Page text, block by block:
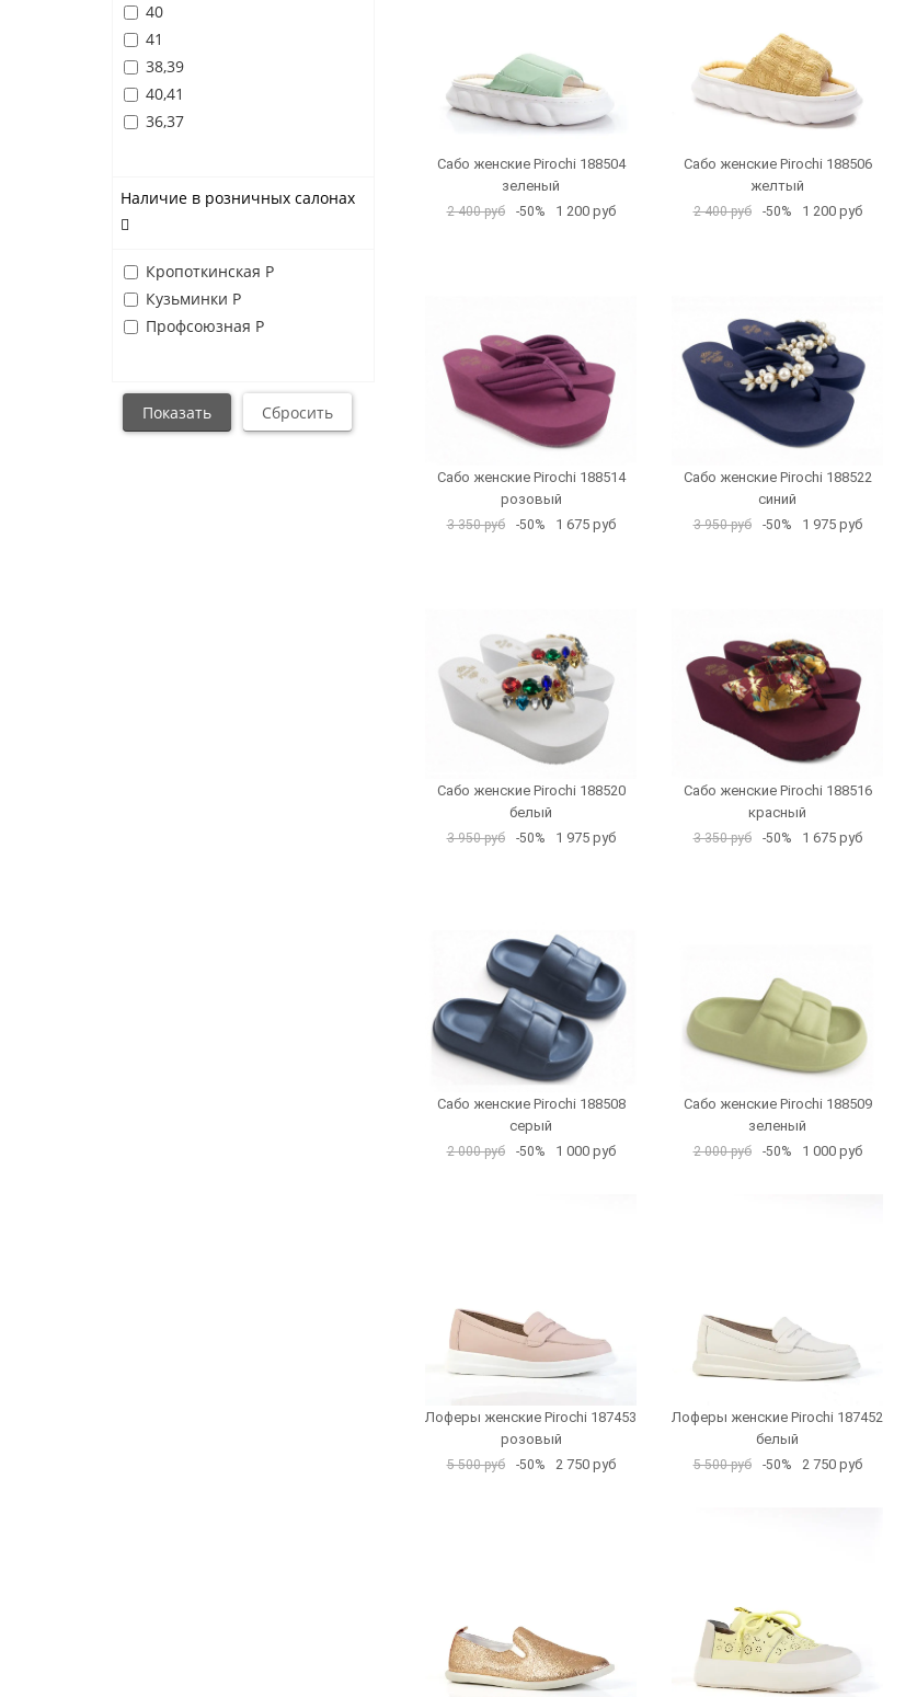
40
41
38,39
40,41
36,37
Наличие в розничных салонах
Кропоткинская Р
Кузьминки Р
Профсоюзная Р
Сабо женские Pirochi 188504
зеленый
2 400 руб -50% 1 200 руб
Сабо женские Pirochi 188506
желтый
2 400 руб -50% 1 200 руб
Сабо женские Pirochi 188514
розовый
3 350 руб -50% 1 675 руб
Сабо женские Pirochi 188522
синий
3 950 руб -50% 1 975 руб
Сабо женские Pirochi 188520
белый
3 950 руб -50% 1 975 руб
Сабо женские Pirochi 188516
красный
3 350 руб -50% 1 675 руб
Сабо женские Pirochi 188508
серый
2 000 руб -50% 1 000 руб
Сабо женские Pirochi 188509
зеленый
2 000 руб -50% 1 000 руб
Лоферы женские Pirochi 187453
розовый
5 500 руб -50% 2 750 руб
Лоферы женские Pirochi 187452
белый
5 500 руб -50% 2 750 руб